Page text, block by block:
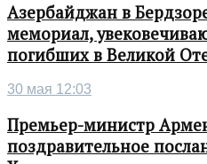
Азербайджан в
мемориал,
погибших в Великой
30 мая 12:03
Премьер-министр
поздравительное